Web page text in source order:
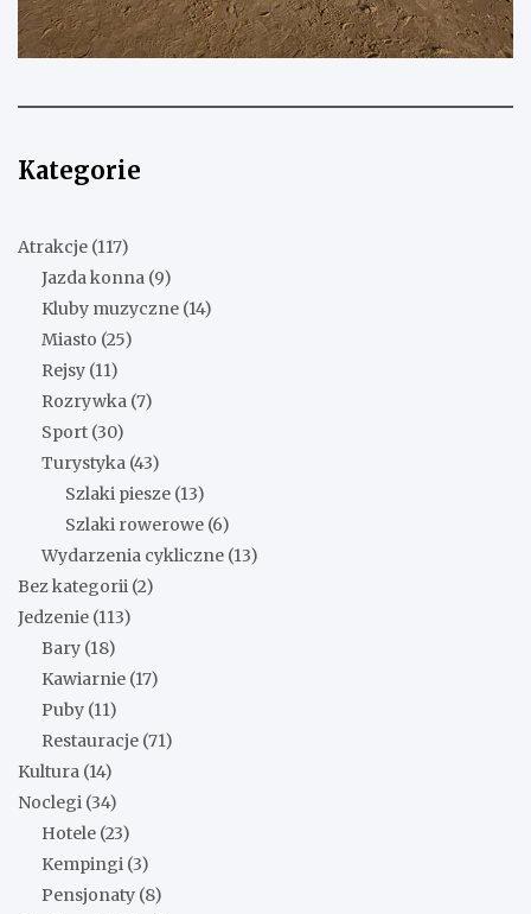
Kategorie
Atrakcje (117)
Jazda konna (9)
Kluby muzyczne (14)
Miasto (25)
Rejsy (11)
Rozrywka (7)
Sport (30)
Turystyka (43)
Szlaki piesze (13)
Szlaki rowerowe (6)
Wydarzenia cykliczne (13)
Bez kategorii (2)
Jedzenie (113)
Bary (18)
Kawiarnie (17)
Puby (11)
Restauracje (71)
Kultura (14)
Noclegi (34)
Hotele (23)
Kempingi (3)
Pensjonaty (8)